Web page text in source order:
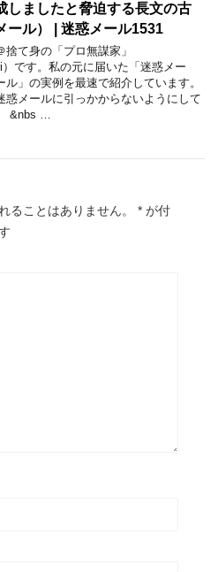
しましたと脅迫する長文の古
ール） | 迷惑メール1531
捨て身の「プロ無謀家」
）です。私の元に届いた「迷惑メー
ル」の実例を最速で紹介しています。
惑メールに引っかからないようにして
&nbs …
ることはありません。 * が付